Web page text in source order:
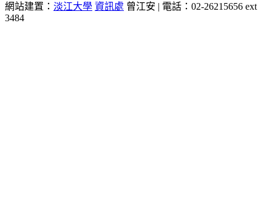
網站建置： 淡江大學 資訊處 曾江安 | 電話：02-26215656 ext
3484